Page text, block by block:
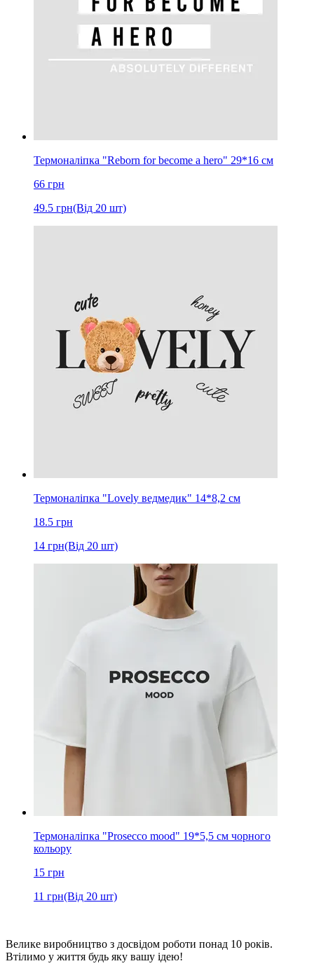
Термоналіпка "Reborn for become a hero" 29*16 см
66 грн
49.5 грн(Від 20 шт)
Термоналіпка "Lovely ведмедик" 14*8,2 см
18.5 грн
14 грн(Від 20 шт)
Термоналіпка "Prosecco mood" 19*5,5 см чорного
кольору
15 грн
11 грн(Від 20 шт)
Велике виробництво з досвідом роботи понад 10 років.
Втілимо у життя будь яку вашу ідею!